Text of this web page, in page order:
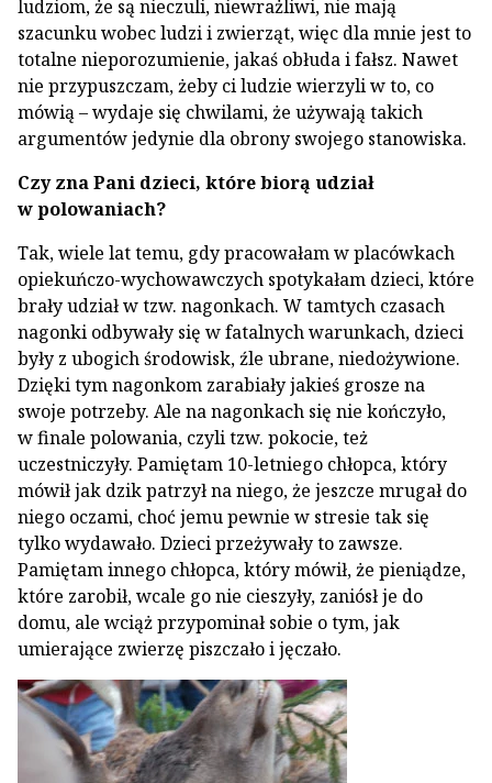
ludziom, że są nieczuli, niewrażliwi, nie mają
szacunku wobec ludzi i zwierząt, więc dla mnie jest to
totalne nieporozumienie, jakaś obłuda i fałsz. Nawet
nie przypuszczam, żeby ci ludzie wierzyli w to, co
mówią – wydaje się chwilami, że używają takich
argumentów jedynie dla obrony swojego stanowiska.
Czy zna Pani dzieci, które biorą udział
w polowaniach?
Tak, wiele lat temu, gdy pracowałam w placówkach
opiekuńczo-wychowawczych spotykałam dzieci, które
brały udział w tzw. nagonkach. W tamtych czasach
nagonki odbywały się w fatalnych warunkach, dzieci
były z ubogich środowisk, źle ubrane, niedożywione.
Dzięki tym nagonkom zarabiały jakieś grosze na
swoje potrzeby. Ale na nagonkach się nie kończyło,
w finale polowania, czyli tzw. pokocie, też
uczestniczyły. Pamiętam 10-letniego chłopca, który
mówił jak dzik patrzył na niego, że jeszcze mrugał do
niego oczami, choć jemu pewnie w stresie tak się
tylko wydawało. Dzieci przeżywały to zawsze.
Pamiętam innego chłopca, który mówił, że pieniądze,
które zarobił, wcale go nie cieszyły, zaniósł je do
domu, ale wciąż przypominał sobie o tym, jak
umierające zwierzę piszczało i jęczało.